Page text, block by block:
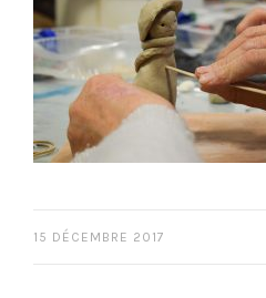
15 DÉCEMBRE 2017